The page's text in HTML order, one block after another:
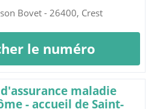
Bovet - 26400, Crest
le numéro
maladie
- accueil de Saint-